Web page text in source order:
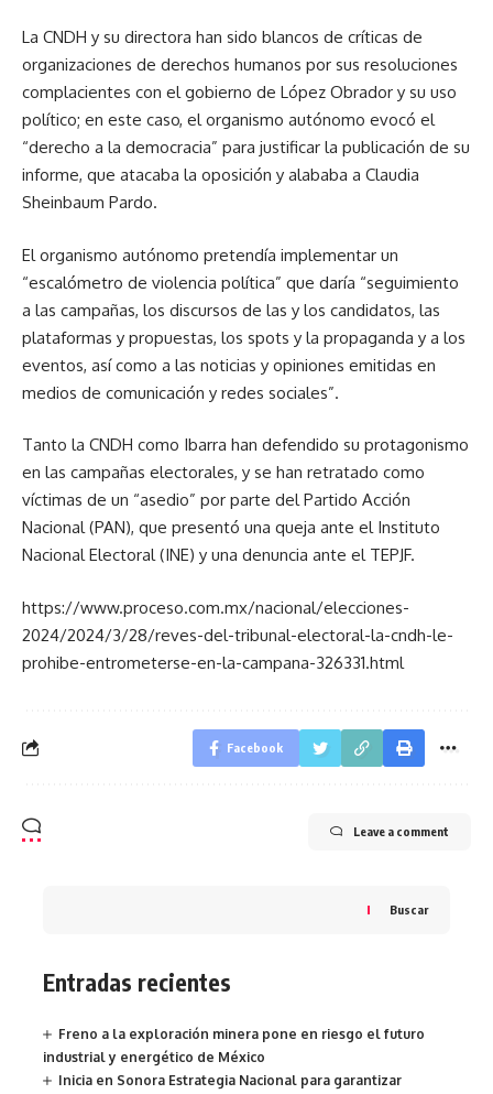
La CNDH y su directora han sido blancos de críticas de
organizaciones de derechos humanos por sus resoluciones
complacientes con el gobierno de López Obrador y su uso
político; en este caso, el organismo autónomo evocó el
“derecho a la democracia” para justificar la publicación de su
informe, que atacaba la oposición y alababa a Claudia
Sheinbaum Pardo.
El organismo autónomo pretendía implementar un
“escalómetro de violencia política” que daría “seguimiento
a las campañas, los discursos de las y los candidatos, las
plataformas y propuestas, los spots y la propaganda y a los
eventos, así como a las noticias y opiniones emitidas en
medios de comunicación y redes sociales”.
Tanto la CNDH como Ibarra han defendido su protagonismo
en las campañas electorales, y se han retratado como
víctimas de un “asedio” por parte del Partido Acción
Nacional (PAN), que presentó una queja ante el Instituto
Nacional Electoral (INE) y una denuncia ante el TEPJF.
https://www.proceso.com.mx/nacional/elecciones-
2024/2024/3/28/reves-del-tribunal-electoral-la-cndh-le-
prohibe-entrometerse-en-la-campana-326331.html
Facebook
Leave a comment
Buscar
Entradas recientes
Freno a la exploración minera pone en riesgo el futuro
industrial y energético de México
Inicia en Sonora Estrategia Nacional para garantizar